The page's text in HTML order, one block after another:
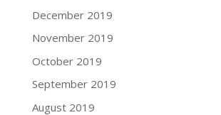
December 2019
November 2019
October 2019
September 2019
August 2019